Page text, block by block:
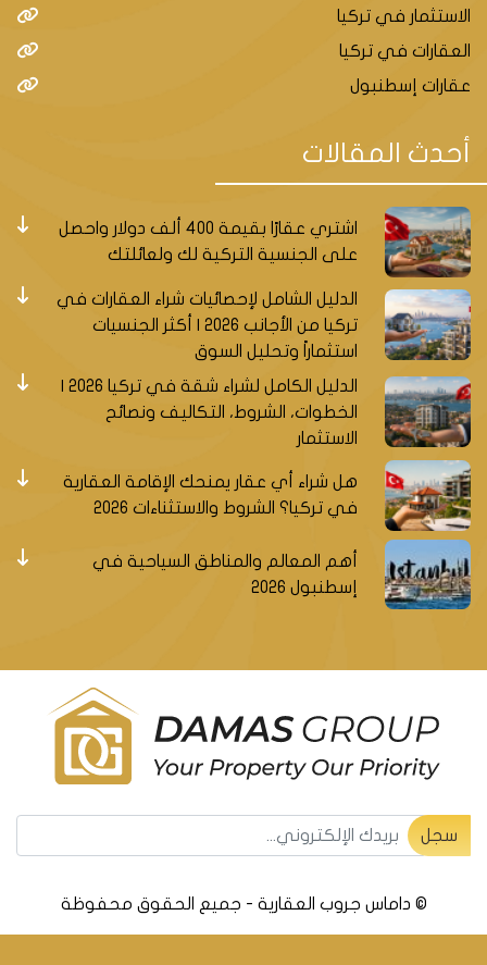
والحداثة، وبين الثقافات والحضارات. وفي هذه المدينة
اسنيورت. اسنيورت هي منطقة تقع في الجانب الأوروبي
من إسطنبول، وتعد من أكثر المناطق جاذبية للمستثمرين
العقاريين، لأسباب عديدة. في هذه المقالة، سنشرح لك
ثلاثة أسباب تجعل اسنيورت خياراً مثالياً للاستثمار العقاري،
وهي:
الموقع الاستيراتيجي
اسنيورت تتمتع بموقع استراتيجي في إسطنبول، حيث
تربطها وسائل نقل عامة متعددة وفعالة بمختلف أنحاء
المدينة. يمكنك الانتقال من اسنيورت إلى وسط المدينة أو
إلى الجانب الآسيوي بسهولة وسرعة، باستخدام
المتروبوس أو المترو أو الحافلات. كما تشمل اسنيورت
منطقة إسبارطة كولة الراقية، التي تضم مجموعة من
المجمعات السكنية الفخمة والعصرية، والتي تعتبر فرصة
استثمارية هامة.
اسنيورت تشهد زيادة كبيرة في الاقبال عليها من قبل
السكان والمستثمرين، بالتزامن مع زيادة الاهتمام بمنطقة
بيليك دوزو المجاورة لها. هذا يعكس الحاجة المتنامية إلى
المساكن المختلفة في هذه المنطقة، سواء كانت شقق
أو فلل أو مكاتب أو محلات تجارية. وهذا بدوره يرفع من
القيمة العقارية لهذه المنطقة، وبالتالي من العائد
الأسعار المناسبة للجميع
الاستثمار في تركيا
العقارات في تركيا
عقارات إسطنبول
أحدث المقالات
اشتري عقارًا بقيمة 400 ألف دولار واحصل
على الجنسية التركية لك ولعائلتك
الدليل الشامل لإحصائيات شراء العقارات في
تركيا من الأجانب 2026 | أكثر الجنسيات
استثماراً وتحليل السوق
الخطوات، الشروط، التكاليف ونصائح
الاستثمار
هل شراء أي عقار يمنحك الإقامة العقارية
في تركيا؟ الشروط والاستثناءات 2026
أهم المعالم والمناطق السياحية في
إسطنبول 2026
سجل
© داماس جروب العقارية - جميع الحقوق محفوظة